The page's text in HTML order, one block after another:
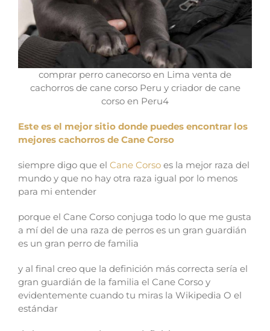
comprar perro canecorso en Lima venta de
cachorros de cane corso Peru y criador de cane
corso en Peru4
Este es el mejor sitio donde puedes encontrar los
mejores cachorros de Cane Corso
siempre digo que el Cane Corso es la mejor raza del
mundo y que no hay otra raza igual por lo menos
para mi entender
porque el Cane Corso conjuga todo lo que me gusta
a mí del de una raza de perros es un gran guardián
es un gran perro de familia
y al final creo que la definición más correcta sería el
gran guardián de la familia el Cane Corso y
evidentemente cuando tu miras la Wikipedia O el
estándar